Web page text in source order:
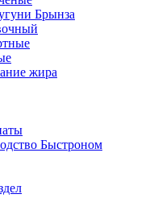
Брынза
жира
Быстроном